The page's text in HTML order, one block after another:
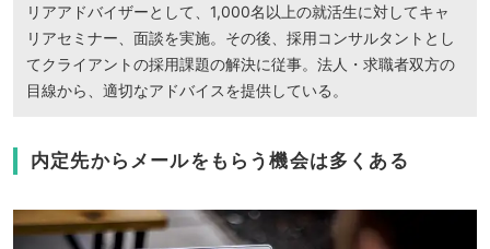
リアアドバイザーとして、1,000名以上の就活生に対してキャ
リアセミナー、面談を実施。その後、採用コンサルタントとし
てクライアントの採用課題の解決に従事。法人・求職者双方の
目線から、適切なアドバイスを提供している。
内定先からメールをもらう機会は多くある